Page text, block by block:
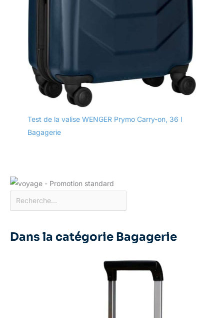
Test de la valise WENGER Prymo Carry-on, 36 l
Bagagerie
Dans la catégorie Bagagerie